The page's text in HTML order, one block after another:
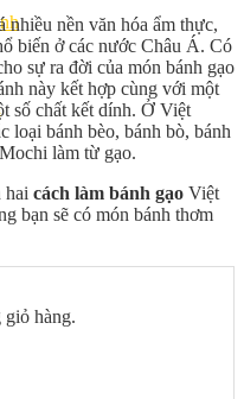
giỏ hàng.
nhiều nền văn hóa ẩm thực,
biến ở các nước Châu Á. Có
sự ra đời của món bánh gạo
này kết hợp cùng với một
số chất kết dính. Ở Việt
loại bánh bèo, bánh bò, bánh
làm từ gạo.
hai cách làm bánh gạo Việt
bạn sẽ có món bánh thơm